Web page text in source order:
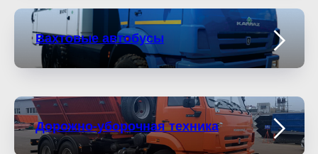
Вахтовые автобусы
Дорожно-уборочная техника